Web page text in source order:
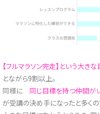
【フルマラソン完走】という大き
とながら9割以上。
同様に 同じ目標を持つ仲間が
が受講の決め手になったと多く